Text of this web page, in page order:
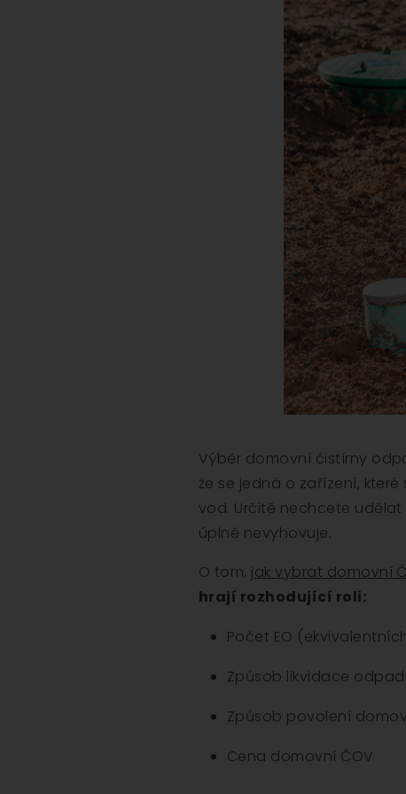
Výběr domovní čistírny
že se jedná o zařízení,
vod. Určitě nechcete
úplně nevyhovuje.
O tom, jak vybrat domovní
hrají rozhodující roli:
Počet EO
Způsob likvidace
Způsob povolení
Cena domovní ČOV